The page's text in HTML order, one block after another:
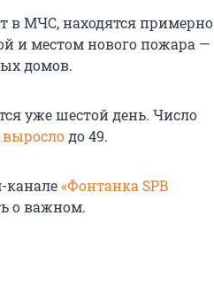
в МЧС, находятся примерно
и местом нового пожара —
домов.
уже шестой день. Число
вырослодо 49.
канале«Фонтанка SPB
о важном.